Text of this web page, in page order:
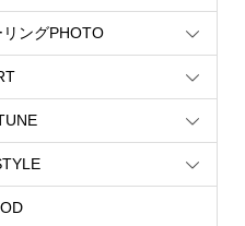
ングPHOTO